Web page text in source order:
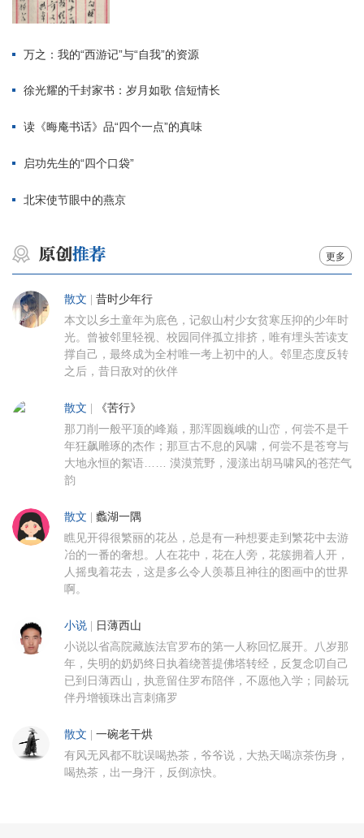
万之：我的“西游记”与“自我”的资源
徐光耀的千封家书：岁月如歌 信短情长
读《晦庵书话》品“四个一点”的真味
启功先生的“四个口袋”
北宋使节眼中的燕京
更多
散文 昔时少年行
本文以乡土童年为底色，记叙山村少女贫寒压抑的少年时
光。曾被邻里轻视、校园同伴孤立排挤，唯有埋头苦读支
撑自己，最终成为全村唯一考上初中的人。邻里态度反转
之后，昔日敌对的伙伴
散文 《苦行》
那刀削一般平顶的峰巅，那浑圆巍峨的山峦，何尝不是千
年狂飙雕琢的杰作；那亘古不息的风啸，何尝不是苍穹与
大地永恒的絮语…… 漠漠荒野，漫漾出胡马啸风的苍茫气
韵
散文 蠡湖一隅
瞧见开得很繁丽的花丛，总是有一种想要走到繁花中去游
冶的一番的奢想。人在花中，花在人旁，花簇拥着人开，
人摇曳着花去，这是多么令人羡慕且神往的图画中的世界
啊。
小说 日薄西山
小说以省高院藏族法官罗布的第一人称回忆展开。八岁那
年，失明的奶奶终日执着绕菩提佛塔转经，反复念叨自己
已到日薄西山，执意留住罗布陪伴，不愿他入学；同龄玩
伴丹增顿珠出言刺痛罗
散文 一碗老干烘
有风无风都不耽误喝热茶，爷爷说，大热天喝凉茶伤身，
喝热茶，出一身汗，反倒凉快。